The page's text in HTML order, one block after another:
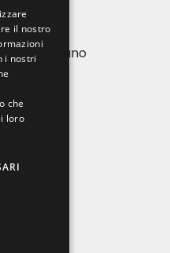
– Milano
il nostro
i nostri
che
loro